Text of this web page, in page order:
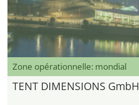
Zone opérationnelle: mondial
TENT DIMENSIONS GmbH